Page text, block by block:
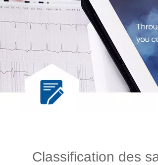
Classification des